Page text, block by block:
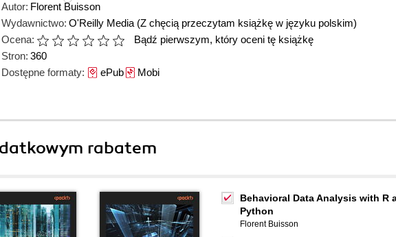
Autor: Florent Buisson
Wydawnictwo: O'Reilly Media (Z chęcią przeczytam książkę w języku polskim)
Ocena:
Bądź pierwszym, który oceni tę książkę
Stron: 360
Dostępne formaty: ePubMobi
rabatem
Behavioral Data Analysis with R
Python
Florent Buisson